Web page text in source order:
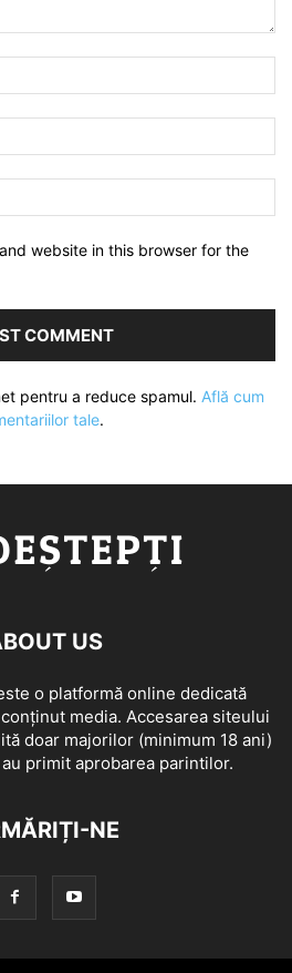
website in this browser for the
pentru a reduce spamul. Află cum
tale.
US
o platformă online dedicată
media. Accesarea siteului
doar majorilor (minimum 18 ani)
primit aprobarea parintilor.
NE